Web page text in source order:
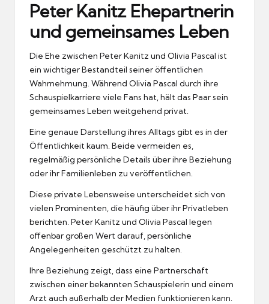
Peter Kanitz Ehepartnerin
und gemeinsames Leben
Die Ehe zwischen Peter Kanitz und Olivia Pascal ist
ein wichtiger Bestandteil seiner öffentlichen
Wahrnehmung. Während Olivia Pascal durch ihre
Schauspielkarriere viele Fans hat, hält das Paar sein
gemeinsames Leben weitgehend privat.
Eine genaue Darstellung ihres Alltags gibt es in der
Öffentlichkeit kaum. Beide vermeiden es,
regelmäßig persönliche Details über ihre Beziehung
oder ihr Familienleben zu veröffentlichen.
Diese private Lebensweise unterscheidet sich von
vielen Prominenten, die häufig über ihr Privatleben
berichten. Peter Kanitz und Olivia Pascal legen
offenbar großen Wert darauf, persönliche
Angelegenheiten geschützt zu halten.
Ihre Beziehung zeigt, dass eine Partnerschaft
zwischen einer bekannten Schauspielerin und einem
Arzt auch außerhalb der Medien funktionieren kann.